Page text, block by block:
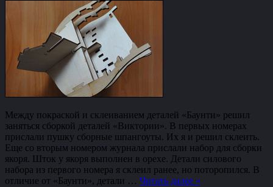
Между покраской и склеиванием деталей «Баунти» решил
заняться сборкой деталей «Виктории». В первых номерах
прислали пушку сборные шпангоуты. Их я и решил склеить.
Еще со вторым номером журнала прислали набор для сборки
якоря. Шток у якоря выполнен в орехе. Детали силового
набора из первого номера я склеил ранее, но поторопился. В
отличие от «Баунти», детали … Читать далее »